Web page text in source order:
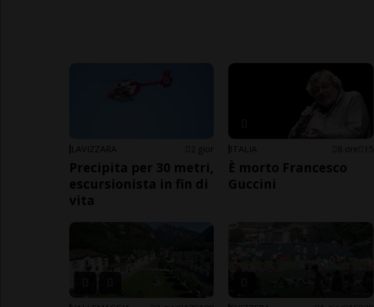
LAVIZZARA 2 gior
Precipita per 30 metri,
escursionista in fin di
vita
ITALIA 8 ore 15
È morto Francesco
Guccini